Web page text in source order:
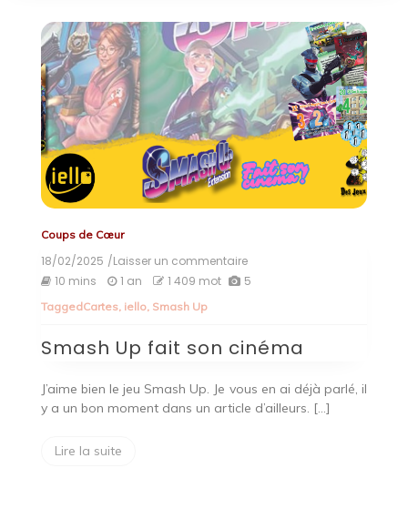
Coups de Cœur
18/02/2025 /Laisser un commentaireon
Smash
cinéma
10 mins 1 an 1 409 mot 5
TaggedCartes, iello, Smash Up
Smash Up fait son cinéma
J’aime bien le jeu Smash Up. Je vous en ai déjà parlé, il
y a un bon moment dans un article d’ailleurs. […]
Lire la suite